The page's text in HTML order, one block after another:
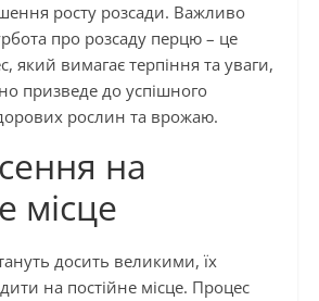
росту розсади. Важливо
про розсаду перцю – це
який вимагає терпіння та уваги,
призведе до успішного
рослин та врожаю.
на
місце
досить великими, їх
на постійне місце. Процес